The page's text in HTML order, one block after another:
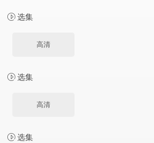
选集
高清
选集
高清
选集